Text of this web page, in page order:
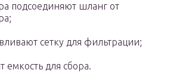
подсоединяют шланг от
сетку для фильтрации;
емкость для сбора.